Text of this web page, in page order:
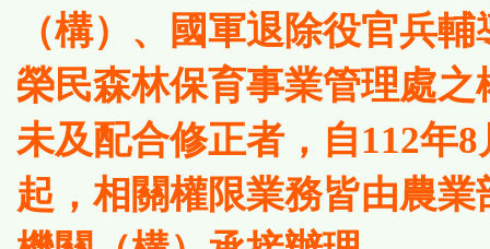
（構）、國軍退除役官兵
榮民森林保育事業管理處之
未及配合修正者，自112年8
起，相關權限業務皆由農業